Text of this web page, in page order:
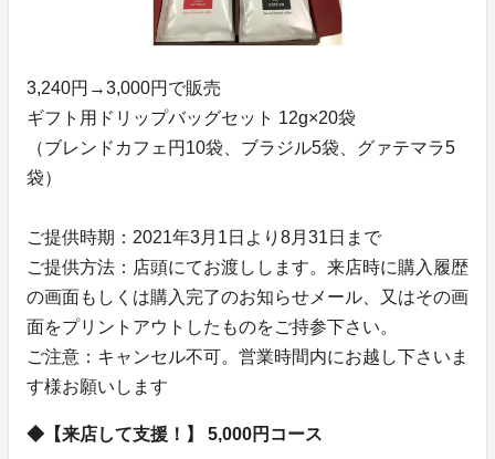
3,240円→3,000円で販売
ギフト用ドリップバッグセット 12g×20袋
（ブレンドカフェ円10袋、ブラジル5袋、グァテマラ5
袋）
ご提供時期：2021年3月1日より8月31日まで
ご提供方法：店頭にてお渡しします。来店時に購入履歴
の画面もしくは購入完了のお知らせメール、又はその画
面をプリントアウトしたものをご持参下さい。
ご注意：キャンセル不可。営業時間内にお越し下さいま
す様お願いします
◆【来店して支援！】 5,000円コース